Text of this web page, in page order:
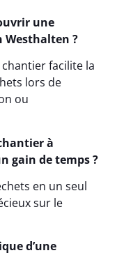
une
Westhalten ?
facilite la
lors de
ou
à
gain de temps ?
en un seul
sur le
d’une